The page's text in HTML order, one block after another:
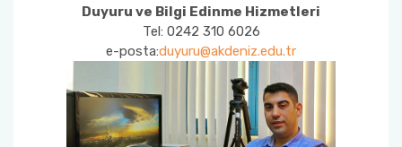
Duyuru ve Bilgi Edinme Hizmetleri
Tel: 0242 310 6026
e-posta:duyuru@akdeniz.edu.tr